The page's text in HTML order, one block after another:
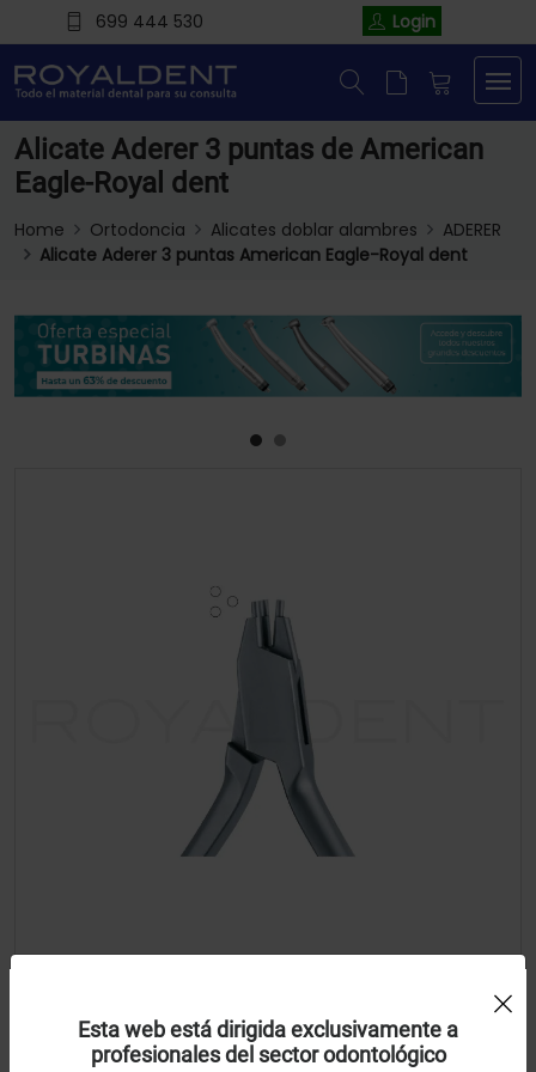
699 444 530 Login
Alicate Aderer 3 puntas de American
Eagle-Royal dent
Home Ortodoncia Alicates doblar alambres
ADERER
Alicate Aderer 3 puntas American Eagle-Royal dent
Alicate Aderer 3 puntas
Utilizamos cookies própias y de terceros para analizar el
Esta web está dirigida exclusivamente a
profesionales del sector odontológico